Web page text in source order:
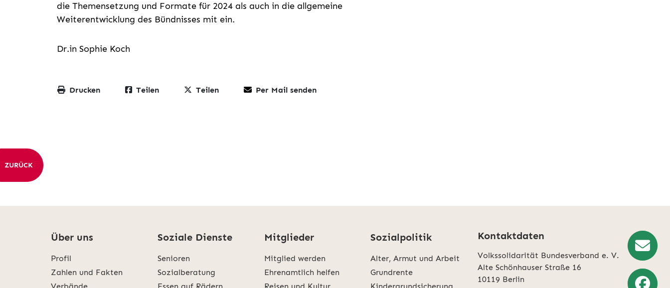
die Themensetzung und Formate für 2024 als auch in die allgemeine
Weiterentwicklung des Bündnisses mit ein.
Dr.in Sophie Koch
Drucken Teilen Teilen Per Mail senden
ZURÜCK
Über uns
Profil
Zahlen und Fakten
Soziale Dienste
Senioren
Sozialberatung
Mitglieder
Mitglied werden
Ehrenamtlich helfen
Sozialpolitik
Alter, Armut und Arbeit
Grundrente
Kontaktdaten
Volkssolidarität Bundesverband e. V.
Alte Schönhauser Straße 16
10119 Berlin